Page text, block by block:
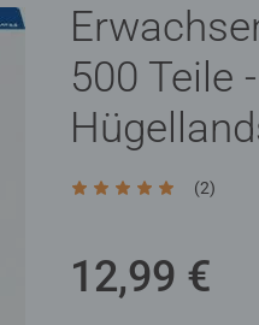
500 Teile
Durchschnittliche
(2)
12,99 €